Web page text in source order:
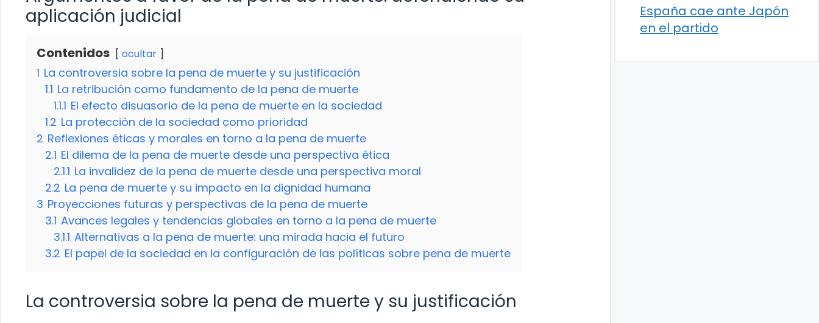
aplicación judicial
Contenidos ocultar
1 La controversia sobre la pena de muerte y su justificación
1.1 La retribución como fundamento de la pena de muerte
1.1.1 El efecto disuasorio de la pena de muerte en la sociedad
1.2 La protección de la sociedad como prioridad
2 Reflexiones éticas y morales en torno a la pena de muerte
2.1 El dilema de la pena de muerte desde una perspectiva ética
2.1.1 La invalidez de la pena de muerte desde una perspectiva moral
2.2 La pena de muerte y su impacto en la dignidad humana
3 Proyecciones futuras y perspectivas de la pena de muerte
3.1 Avances legales y tendencias globales en torno a la pena de muerte
3.1.1 Alternativas a la pena de muerte: una mirada hacia el futuro
3.2 El papel de la sociedad en la configuración de las políticas sobre pena de muerte
La controversia sobre la pena de muerte y su justificación
España cae ante Japón
en el partido